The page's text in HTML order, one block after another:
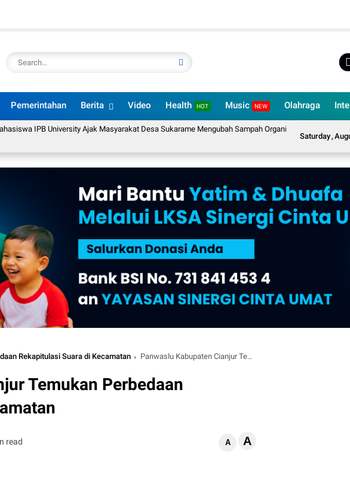
Pemerintahan Berita Video Health HOT Music NEW Olahraga
Saturday,
IPB University Ajak Masyarakat Desa Sukarame Mengubah Sampah Organik Menjadi Eco Enzyme yang
Rekapitulasi Suara di Kecamatan Panwaslu Kabupaten Cianjur Temukan Perbedaan Rekapitulasi Suara di Kecamatan
Temukan Perbedaan
read A A